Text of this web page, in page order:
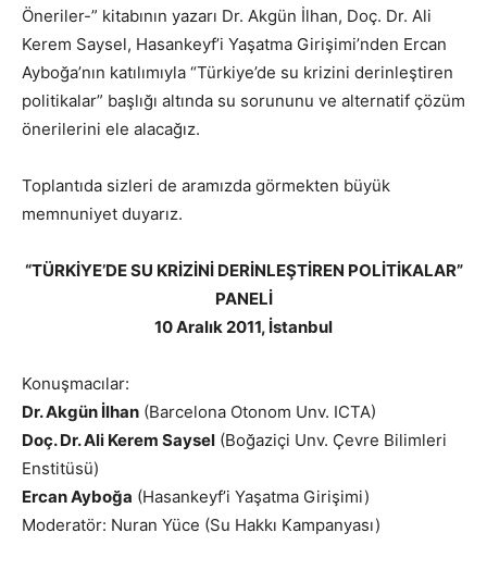
Öneriler-” kitabının yazarı Dr. Akgün İlhan, Doç. Dr. Ali
Kerem Saysel, Hasankeyf’i Yaşatma Girişimi’nden Ercan
Ayboğa’nın katılımıyla “Türkiye’de su krizini derinleştiren
politikalar” başlığı altında su sorununu ve alternatif çözüm
önerilerini ele alacağız.
Toplantıda sizleri de aramızda görmekten büyük
memnuniyet duyarız.
“TÜRKİYE’DE SU KRİZİNİ DERİNLEŞTİREN POLİTİKALAR”
PANELİ
10 Aralık 2011, İstanbul
Konuşmacılar:
Dr. Akgün İlhan (Barcelona Otonom Unv. ICTA)
Doç. Dr. Ali Kerem Saysel (Boğaziçi Unv. Çevre Bilimleri
Enstitüsü)
Ercan Ayboğa (Hasankeyf’i Yaşatma Girişimi)
Moderatör: Nuran Yüce (Su Hakkı Kampanyası)